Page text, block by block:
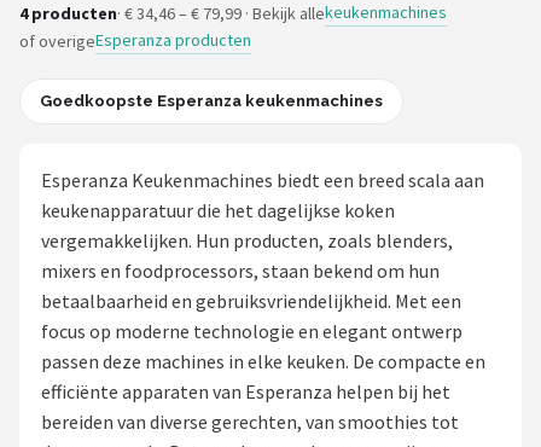
Blog
MasterChef
Keukenmachines
Staafmixers
Juicers
Shop
POPULAIRE MERKEN
4 producten· € 34,46 – € 79,99 · Bekijk allekeukenmachines
of overigeEsperanza producten
Goedkoopste Esperanza keukenmachines
Esperanza Keukenmachines biedt een breed scala aan
keukenapparatuur die het dagelijkse koken
vergemakkelijken. Hun producten, zoals blenders,
mixers en foodprocessors, staan bekend om hun
betaalbaarheid en gebruiksvriendelijkheid. Met een
focus op moderne technologie en elegant ontwerp
passen deze machines in elke keuken. De compacte en
efficiënte apparaten van Esperanza helpen bij het
bereiden van diverse gerechten, van smoothies tot